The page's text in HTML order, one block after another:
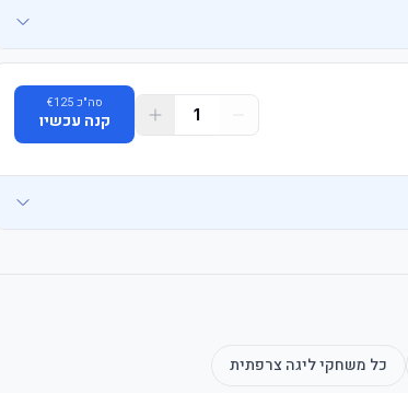
1
סה"כ €125
קנה עכשיו
כל משחקיליגה צרפתית